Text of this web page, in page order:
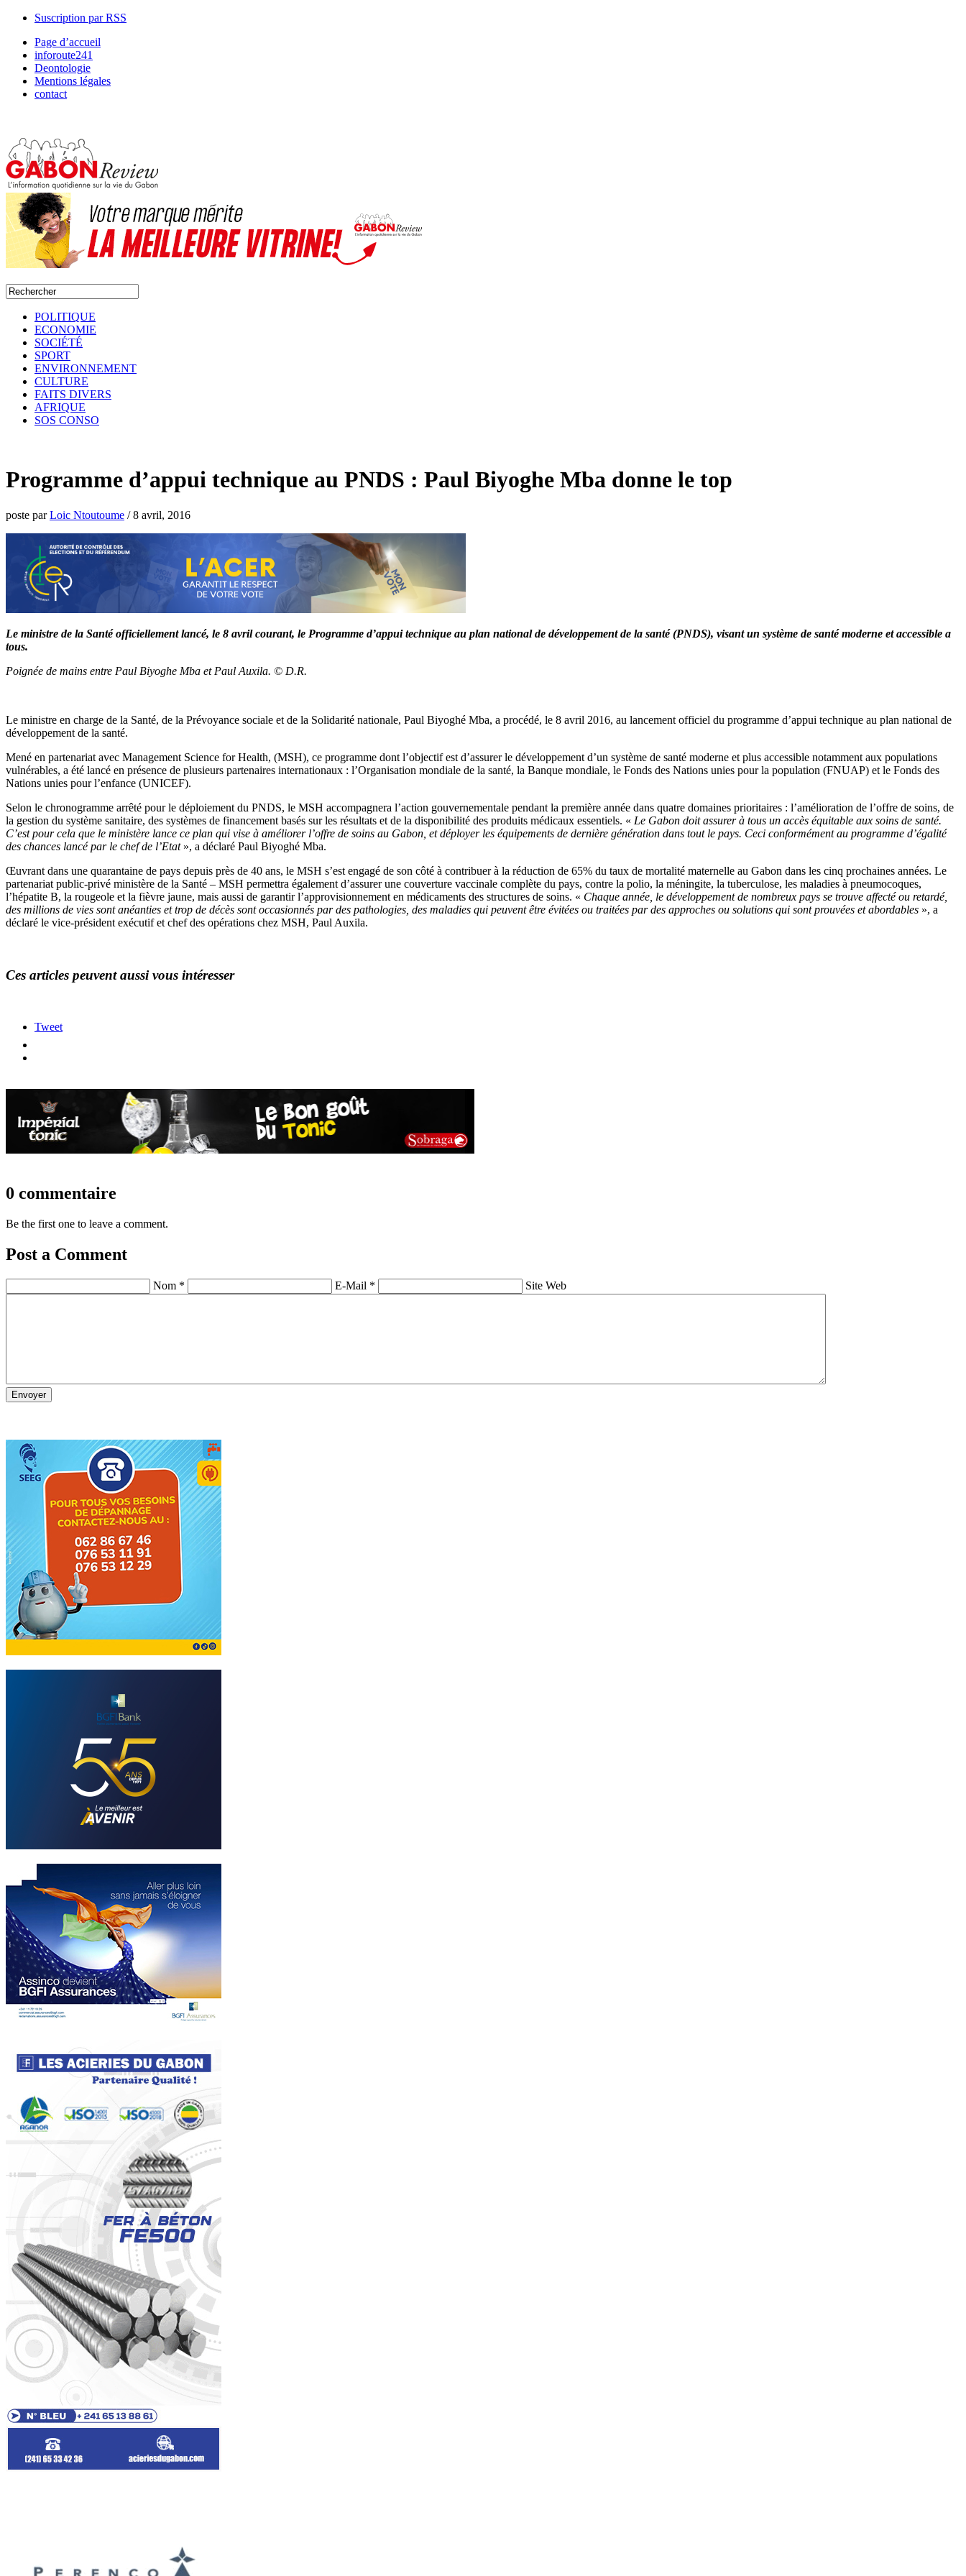
Suscription par RSS
Page d’accueil
inforoute241
Deontologie
Mentions légales
contact
POLITIQUE
ECONOMIE
SOCIÉTÉ
SPORT
ENVIRONNEMENT
CULTURE
FAITS DIVERS
AFRIQUE
SOS CONSO
Programme d’appui technique au PNDS : Paul Biyoghe Mba donne le top
poste parLoic Ntoutoume /8 avril, 2016
Le ministre de la Santé officiellement lancé, le 8 avril courant, le Programme d’appui technique au plan national de développement de la santé (PNDS), visant un système de santé moderne et accessible a
tous.
Poignée de mains entre Paul Biyoghe Mba et Paul Auxila. © D.R.
Le ministre en charge de la Santé, de la Prévoyance sociale et de la Solidarité nationale, Paul Biyoghé Mba, a procédé, le 8 avril 2016, au lancement officiel du programme d’appui technique au plan national de
développement de la santé.
Mené en partenariat avec Management Science for Health, (MSH), ce programme dont l’objectif est d’assurer le développement d’un système de santé moderne et plus accessible notamment aux populations
vulnérables, a été lancé en présence de plusieurs partenaires internationaux : l’Organisation mondiale de la santé, la Banque mondiale, le Fonds des Nations unies pour la population (FNUAP) et le Fonds des
Nations unies pour l’enfance (UNICEF).
Selon le chronogramme arrêté pour le déploiement du PNDS, le MSH accompagnera l’action gouvernementale pendant la première année dans quatre domaines prioritaires : l’amélioration de l’offre de soins, de
la gestion du système sanitaire, des systèmes de financement basés sur les résultats et de la disponibilité des produits médicaux essentiels. « Le Gabon doit assurer à tous un accès équitable aux soins de santé.
C’est pour cela que le ministère lance ce plan qui vise à améliorer l’offre de soins au Gabon, et déployer les équipements de dernière génération dans tout le pays. Ceci conformément au programme d’égalité
des chances lancé par le chef de l’Etat», a déclaré Paul Biyoghé Mba.
Œuvrant dans une quarantaine de pays depuis près de 40 ans, le MSH s’est engagé de son côté à contribuer à la réduction de 65% du taux de mortalité maternelle au Gabon dans les cinq prochaines années. Le
partenariat public-privé ministère de la Santé – MSH permettra également d’assurer une couverture vaccinale complète du pays, contre la polio, la méningite, la tuberculose, les maladies à pneumocoques,
l’hépatite B, la rougeole et la fièvre jaune, mais aussi de garantir l’approvisionnement en médicaments des structures de soins. « Chaque année, le développement de nombreux pays se trouve affecté ou retardé,
des millions de vies sont anéanties et trop de décès sont occasionnés par des pathologies, des maladies qui peuvent être évitées ou traitées par des approches ou solutions qui sont prouvées et abordables », a
déclaré le vice-président exécutif et chef des opérations chez MSH, Paul Auxila.
Ces articles peuvent aussi vous intéresser
Tweet
0 commentaire
Be the first one to leave a comment.
Post a Comment
Nom * E-Mail * Site Web